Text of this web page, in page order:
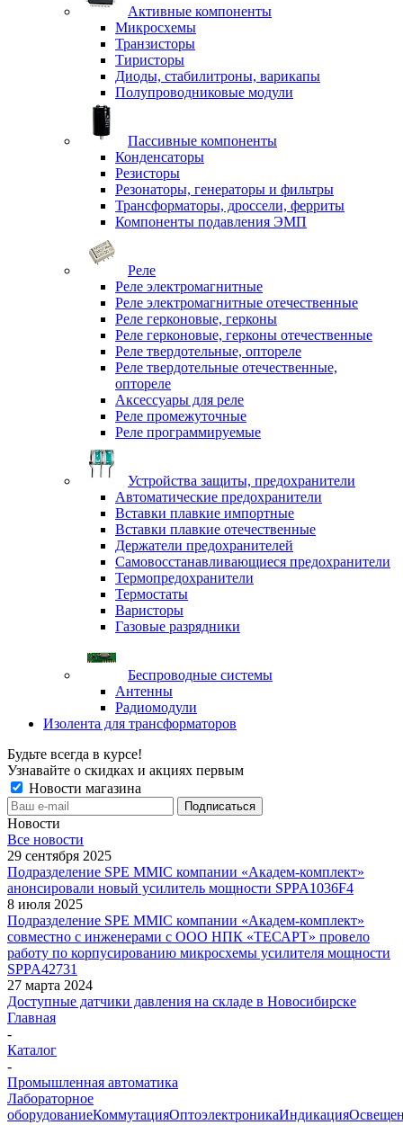
Активные компоненты
Микросхемы
Транзисторы
Тиристоры
Диоды, стабилитроны, варикапы
Полупроводниковые модули
Пассивные компоненты
Конденсаторы
Резисторы
Резонаторы, генераторы и фильтры
Трансформаторы, дроссели, ферриты
Компоненты подавления ЭМП
Реле
Реле электромагнитные
Реле электромагнитные отечественные
Реле герконовые, герконы
Реле герконовые, герконы отечественные
Реле твердотельные, оптореле
Реле твердотельные отечественные,
оптореле
Аксессуары для реле
Реле промежуточные
Реле программируемые
Устройства защиты, предохранители
Автоматические предохранители
Вставки плавкие импортные
Вставки плавкие отечественные
Держатели предохранителей
Самовосстанавливающиеся предохранители
Термопредохранители
Термостаты
Варисторы
Газовые разрядники
Беспроводные системы
Антенны
Радиомодули
Изолента для трансформаторов
Будьте всегда в курсе!
Узнавайте о скидках и акциях первым
Новости магазина
Новости
Все новости
29 сентября 2025
Подразделение SPE MMIC компании «Академ-комплект»
анонсировали новый усилитель мощности SPPA1036F4
8 июля 2025
Подразделение SPE MMIC компании «Академ-комплект»
совместно с инженерами с ООО НПК «ТЕСАРТ» провело
работу по корпусированию микросхемы усилителя мощности
SPPA42731
27 марта 2024
Доступные датчики давления на складе в Новосибирске
Главная
-
Каталог
-
Промышленная автоматика
Лабораторное
оборудованиеКоммутацияОптоэлектроникаИндикация